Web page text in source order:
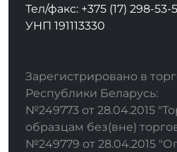
Тел/факс: +375 (17) 298-53-
УНП 191113330
Зарегистрировано в
Республики Беларусь:
№249773 от 28.04.2015
образцам без(вне)
№249779 от 28.04.2015